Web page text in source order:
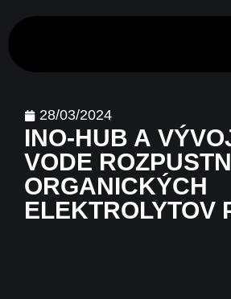
28/03/2024
INO-HUB A
VODE
ORGANICKÝCH
ELEKTROLYTOV